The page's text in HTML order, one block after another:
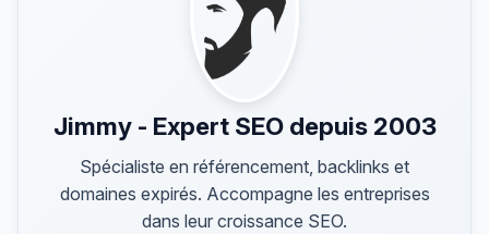
Jimmy - Expert SEO depuis 2003
Spécialiste en référencement, backlinks et
domaines expirés. Accompagne les entreprises
dans leur croissance SEO.